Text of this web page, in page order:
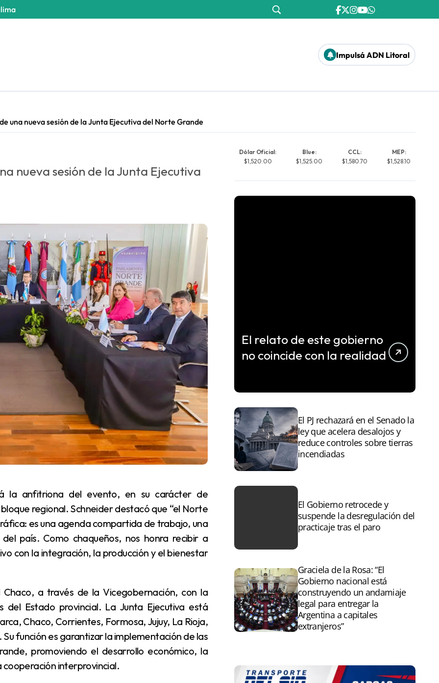
Impulsá ADN Litoral
una nueva sesión de la Junta Ejecutiva del Norte Grande
nueva sesión de la Junta Ejecutiva
regional. Schneider destacó que “el Norte
es una agenda compartida de trabajo, una
país. Como chaqueños, nos honra recibir a
con la integración, la producción y el bienestar
del Estado provincial. La Junta Ejecutiva está
Chaco, Corrientes, Formosa, Jujuy, La Rioja,
función es garantizar la implementación de las
promoviendo el desarrollo económico, la
interprovincial.
Dólar Oficial:
$1,520.00
Blue:
$1,525.00
CCL:
$1,580.70
MEP:
$1,528.10
El relato de este gobierno
no coincide con la realidad
El PJ rechazará en el Senado la
ley que acelera desalojos y
reduce controles sobre tierras
incendiadas
El Gobierno retrocede y
suspende la desregulación del
practicaje tras el paro
Graciela de la Rosa: “El
Gobierno nacional está
construyendo un andamiaje
legal para entregar la
Argentina a capitales
extranjeros”